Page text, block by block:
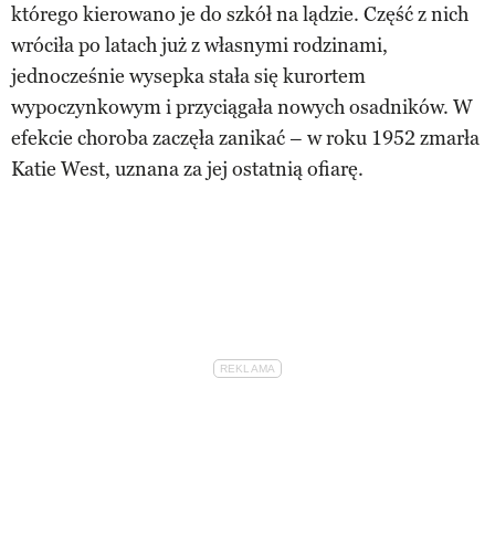
którego kierowano je do szkół na lądzie. Część z nich
wróciła po latach już z własnymi rodzinami,
jednocześnie wysepka stała się kurortem
wypoczynkowym i przyciągała nowych osadników. W
efekcie choroba zaczęła zanikać – w roku 1952 zmarła
Katie West, uznana za jej ostatnią ofiarę.